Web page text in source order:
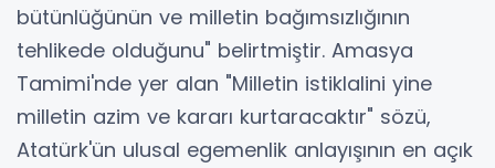
bütünlüğünün ve milletin bağımsızlığının
tehlikede olduğunu" belirtmiştir. Amasya
Tamimi'nde yer alan "Milletin istiklalini yine
milletin azim ve kararı kurtaracaktır" sözü,
Atatürk'ün ulusal egemenlik anlayışının en açık